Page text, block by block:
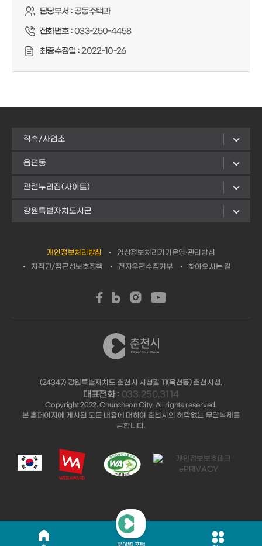
담당부서 :공동주택과
전화번호 :033-250-4458
최종수정일 :2022-10-26
직속/사업소
읍면동
관련누리집(사이트)
강원특별자치도시군
개인정보처리방침
영상정보처리기기운영·관리방침
저작권/접근성보호정책
전자우편수집거부 찾아오시는 길
(24347) 강원특별자치도 춘천시 시청길 11(옥천동) 춘천시청.
대표전화 : 033.250.3114
Copyright 2022. Chuncheon City. All rights reserved.
본 홈페이지에 게시된 모든 내용에 대하여 춘천시의 허락없는 무단복제를
금합니다.